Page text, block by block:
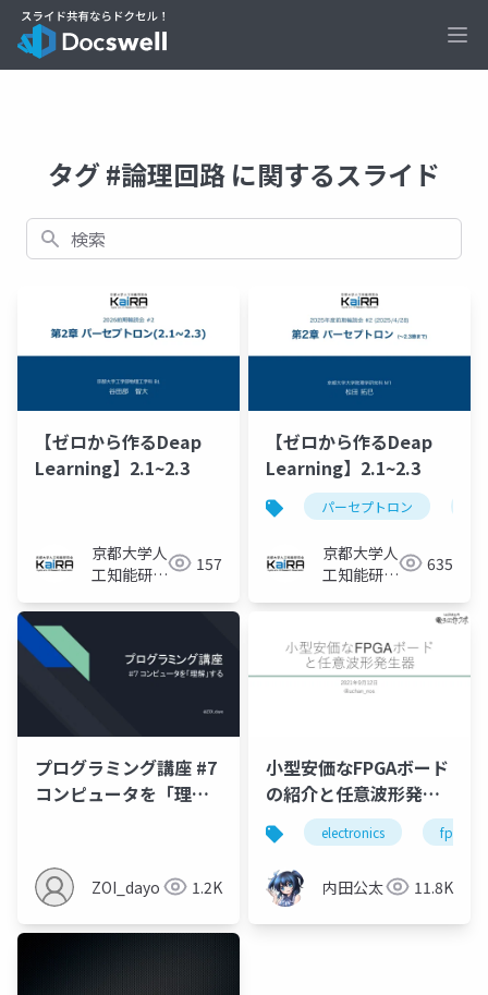
タグ #論理回路 に関するスライド
検索
【ゼロから作るDeap
Learning】2.1~2.3
京都大学人
工知能研究
157
【ゼロから作るDeap
Learning】2.1~2.3
パーセプトロン
京都大学人
工知能研究
635
プログラミング講座 #7
コンピュータを「理
ZOI_dayo 1.2K
小型安価なFPGAボード
の紹介と任意波形発生
器
electronics fpga
内田公太 11.8K